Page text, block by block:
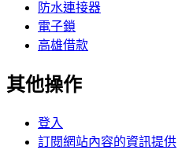
防水連接器
電子鎖
高雄借款
其他操作
登入
訂閱網站內容的資訊提供